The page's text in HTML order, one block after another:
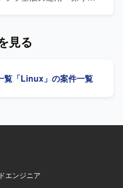
場の運用に興味を持
ら前向きに推進できるフ
【ポジション
ベルのセキュリティ体
、アセスメントから対策
対応を行います。AWS
応も担当します。あわせ
手順の標準化や再発防止
、Hyper-V、オンプレ
見る
覧 「Linux」の案件一覧
エンジニア